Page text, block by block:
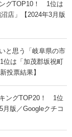
ングTOP10！ 1位は
店」【2024年3月版
と思う「岐阜県の市
は「加茂郡坂祝町
投票結果】
キングTOP20！ 1位
版／Googleクチコ